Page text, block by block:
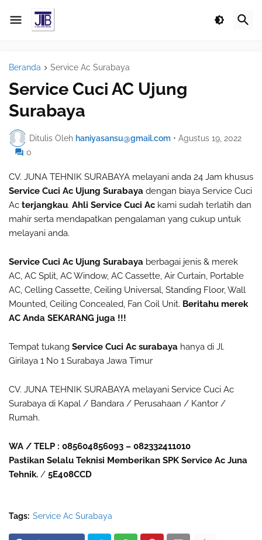
Beranda Service Ac Surabaya
Service Cuci AC Ujung
Surabaya
Ditulis Oleh haniyasansu@gmail.com • Agustus 19, 2022
0
CV. JUNA TEHNIK SURABAYA melayani anda 24 Jam khusus
Service Cuci Ac Ujung Surabaya dengan biaya Service Cuci
Ac terjangkau. Ahli Service Cuci Ac kami sudah terlatih dan
mahir serta mendapatkan pengalaman yang cukup untuk
melayani anda.
Service Cuci Ac Ujung Surabaya berbagai jenis & merek
AC, AC Split, AC Window, AC Cassette, Air Curtain, Portable
AC, Celling Cassette, Ceiling Universal, Standing Floor, Wall
Mounted, Ceiling Concealed, Fan Coil Unit. Beritahu merek
AC Anda SEKARANG juga !!!
Tempat tukang Service Cuci Ac surabaya hanya di Jl.
Girilaya 1 No 1 Surabaya Jawa Timur
CV. JUNA TEHNIK SURABAYA melayani Service Cuci Ac
Surabaya di Kapal / Bandara / Perusahaan / Kantor /
Rumah.
WA / TELP : 085604856093 – 082332411010
Pastikan Selalu Teknisi Memberikan SPK Service Ac Juna
Tehnik. / 5E408CCD
Tags: Service Ac Surabaya